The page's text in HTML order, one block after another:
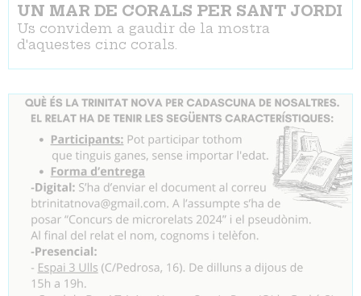
UN MAR DE CORALS PER SANT JORDI
Us convidem a gaudir de la mostra
d'aquestes cinc corals.